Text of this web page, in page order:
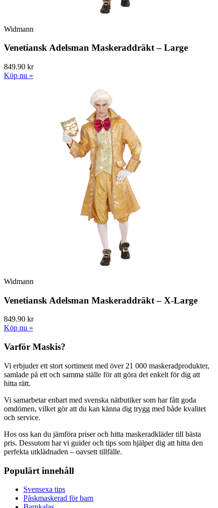
Widmann
Venetiansk Adelsman Maskeraddräkt – Large
849.90 kr
Köp nu »
Widmann
Venetiansk Adelsman Maskeraddräkt – X-Large
849.90 kr
Köp nu »
Varför Maskis?
Vi erbjuder ett stort sortiment med över 21 000 maskeradprodukter,
samlade på ett och samma ställe för att göra det enkelt för dig att
hitta rätt.
Vi samarbetar enbart med svenska nätbutiker som har fått goda
omdömen, vilket gör att du kan känna dig trygg med både kvalitet
och service.
Hos oss kan du jämföra priser och hitta maskeradkläder till bästa
pris. Dessutom har vi guider och tips som hjälper dig att hitta den
perfekta utklädnaden – oavsett tillfälle.
Populärt innehåll
Svensexa tips
Påskmaskerad för barn